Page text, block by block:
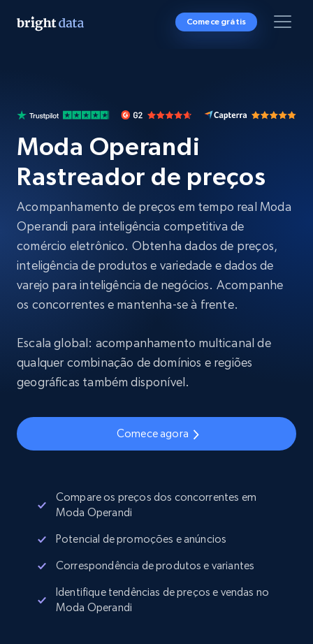
Comece grátis
Moda Operandi
Rastreador de preços
Acompanhamento de preços em tempo real Moda
Operandi para inteligência competitiva de
comércio eletrônico. Obtenha dados de preços,
inteligência de produtos e variedade e dados de
varejo para inteligência de negócios. Acompanhe
os concorrentes e mantenha-se à frente.
Escala global: acompanhamento multicanal de
qualquer combinação de domínios e regiões
geográficas também disponível.
Comece agora
Compare os preços dos concorrentes em
Moda Operandi
Potencial de promoções e anúncios
Correspondência de produtos e variantes
Identifique tendências de preços e vendas no
Moda Operandi